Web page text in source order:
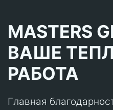
MASTERS
ВАШЕ
РАБОТА
Главная